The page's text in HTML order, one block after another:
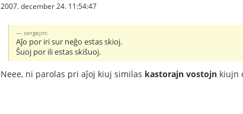
2007. december 24. 11:54:47
sergejm:
Aĵo por iri sur neĝo estas skioj.
Ŝuoj por ili estas skiŝuoj.
Neee, ni parolas pri aĵoj kiuj similas kastorajn vostojn kiujn